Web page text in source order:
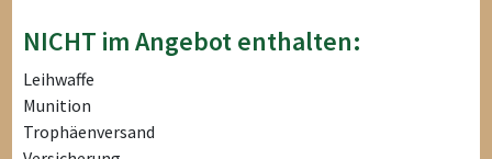
NICHT im Angebot enthalten:
Leihwaffe
Munition
Trophäenversand